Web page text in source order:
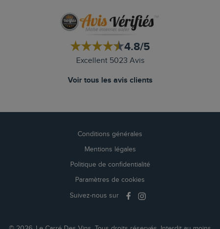
4.8/5
Excellent 5023 Avis
Voir tous les avis clients
Conditions générales
Mentions légales
Politique de confidentialité
Paramètres de cookies
Suivez-nous sur